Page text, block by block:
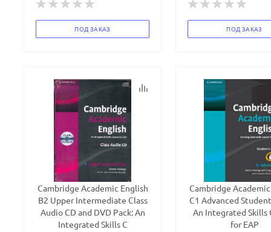
ПОД ЗАКАЗ ПОД ЗАКАЗ
Cambridge Academic English
B2 Upper Intermediate Class
Audio CD and DVD Pack: An
Integrated Skills C
Cambridge
C1 Advanced
An Integrated Skills
for EAP